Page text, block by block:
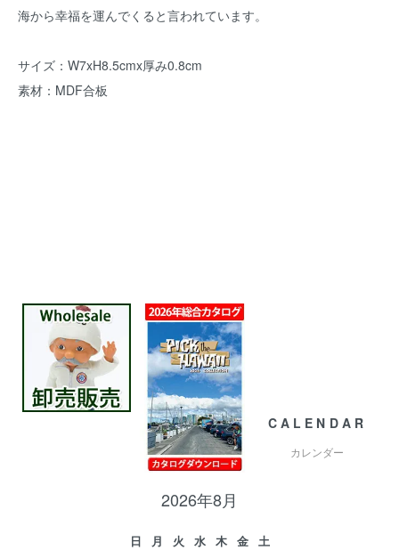
海から幸福を運んでくると言われています。
サイズ：W7xH8.5cmx厚み0.8cm
素材：MDF合板
CALENDAR
カレンダー
2026年8月
日 月 火 水 木 金
土